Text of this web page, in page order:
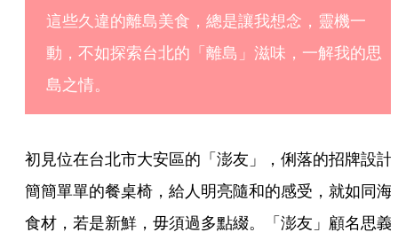
這些久違的離島美食，總是讓我想念，靈機一
動，不如探索台北的「離島」滋味，一解我的思
島之情。
初見位在台北市大安區的「澎友」，俐落的招牌設計
簡簡單單的餐桌椅，給人明亮隨和的感受，就如同海
食材，若是新鮮，毋須過多點綴。「澎友」顧名思義